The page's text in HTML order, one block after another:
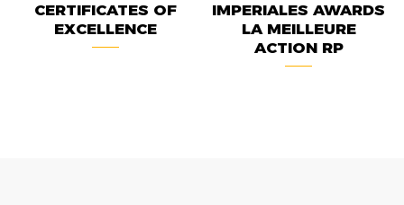
CERTIFICATES OF
EXCELLENCE
IMPERIALES AWARDS
LA MEILLEURE
ACTION RP